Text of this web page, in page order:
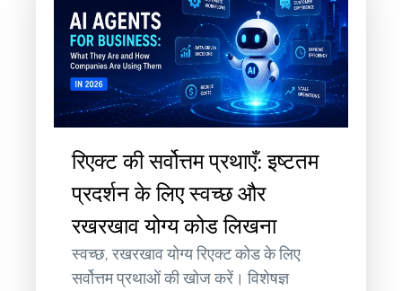
रिएक्ट की सर्वोत्तम प्रथाएँ: इष्टतम
प्रदर्शन के लिए स्वच्छ और
रखरखाव योग्य कोड लिखना
स्वच्छ, रखरखाव योग्य रिएक्ट कोड के लिए
सर्वोत्तम प्रथाओं की खोज करें। विशेषज्ञ